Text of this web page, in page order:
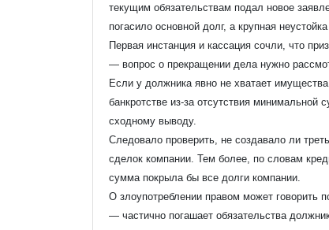
текущим обязательствам подал новое
погасило основной долг, а крупная неустойка
Первая инстанция и кассация сочли, что
— вопрос о прекращении дела нужно
Если у должника явно не хватает
банкротстве из-за отсутствия
сходному выводу.
Следовало проверить, не создавало ли
сделок компании. Тем более, по словам
сумма покрыла бы все долги компании.
О злоупотреблении правом может говорить
— частично погашает обязательства